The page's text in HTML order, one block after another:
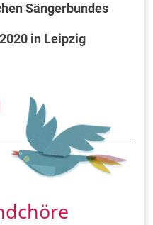
Sängerbundes
in Leipzig